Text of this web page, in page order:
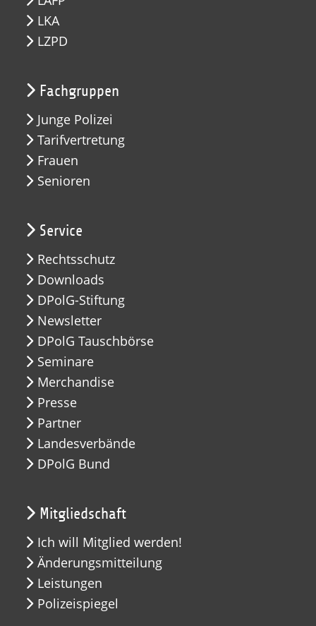
LKA
LZPD
Fachgruppen
Junge Polizei
Tarifvertretung
Frauen
Senioren
Service
Rechtsschutz
Downloads
DPolG-Stiftung
Newsletter
DPolG Tauschbörse
Seminare
Merchandise
Presse
Partner
Landesverbände
DPolG Bund
Mitgliedschaft
Ich will Mitglied werden!
Änderungsmitteilung
Leistungen
Polizeispiegel